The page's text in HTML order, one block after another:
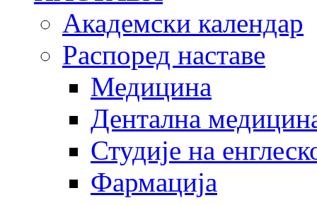
Академски календар
Распоред наставе
Медицина
Дентална
Студије на
Фармација